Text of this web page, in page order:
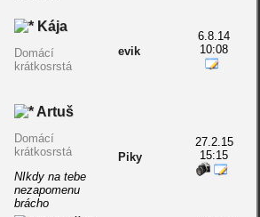
Kája
Domácí
krátkosrstá
evik
6.8.14
10:08
Artuš
Domácí
krátkosrstá
NIkdy na tebe
nezapomenu
brácho
Piky
27.2.15
15:15